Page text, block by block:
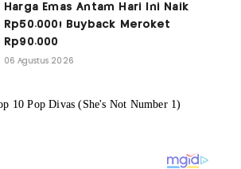
Harga Emas Antam Hari Ini Naik
Rp50.000! Buyback Meroket
Rp90.000
06 Agustus 2026